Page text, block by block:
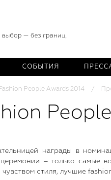
выбор — без границ.
СОБЫТИЯ
People Awards 2014
награды в
– только самые
стиля, лучшие